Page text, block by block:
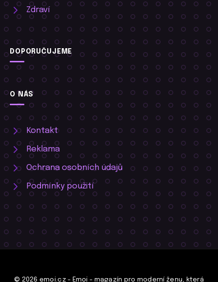
Zdraví
DOPORUČUJEME
O NÁS
Kontakt
Reklama
Ochrana osobních údajů
Podmínky použití
© 2026 emoi.cz - Emoi - magazín pro moderní ženu, která